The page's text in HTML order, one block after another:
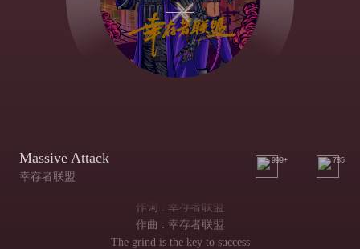
Massive Attack
幸存者联盟
999+ 785
作词 : 幸存者联盟
作曲 : 幸存者联盟
The grind is the key to success